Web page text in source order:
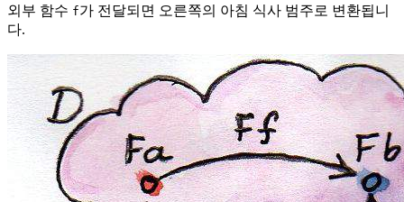
외부 함수 f가 전달되면 오른쪽의 아침 식사 범주로 변환됩니
다.